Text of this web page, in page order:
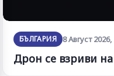
БЪЛГАРИЯ 8 Август 2026,
Дрон се взриви